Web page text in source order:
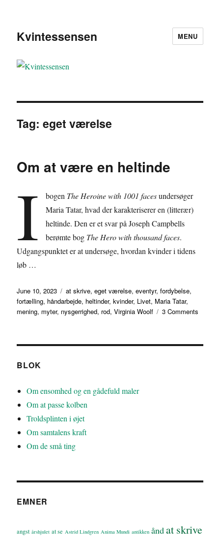
Kvintessensen MENU
Tag:eget værelse
Om at være en heltinde
I bogen The Heroine with 1001 facesundersøger
Maria Tatar, hvad der karakteriserer en (litterær)
heltinde. Den er et svar på Joseph Campbells
berømte bog The Hero with thousand faces.
Udgangspunktet er at undersøge, hvordan kvinder i tidens
løb …
Posted
on
June 10, 2023 Tags
at skrive,eget værelse,eventyr,fordybelse,
fortælling, håndarbejde, heltinder,kvinder, Livet, Maria Tatar,
mening, myter, nysgerrighed, rod,Virginia Woolf 3 Comments
være
BLOK
Om ensomhed og en gådefuld maler
Om at passe kolben
Troldsplinten i øjet
Om samtalens kraft
Om de små ting
EMNER
angst årshjulet at se Astrid Lindgren Anima Mundi antikken åndat skrive